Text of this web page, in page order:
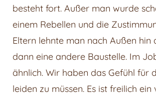
besteht fort. Außer man wurde
einem Rebellen und die
Eltern lehnte man nach Außen hin
dann eine andere Baustelle. Im
ähnlich. Wir haben das Gefühl für
leiden zu müssen. Es ist freilich